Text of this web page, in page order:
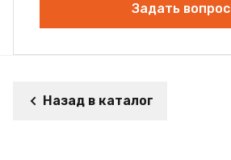
Задать вопрос
Назад в каталог